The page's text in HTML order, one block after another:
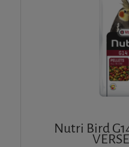
Nutri Bird